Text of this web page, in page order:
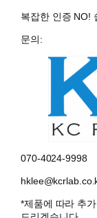
복잡한 인증 NO!
문의:
070-4024-9998
*제품에 따라 추